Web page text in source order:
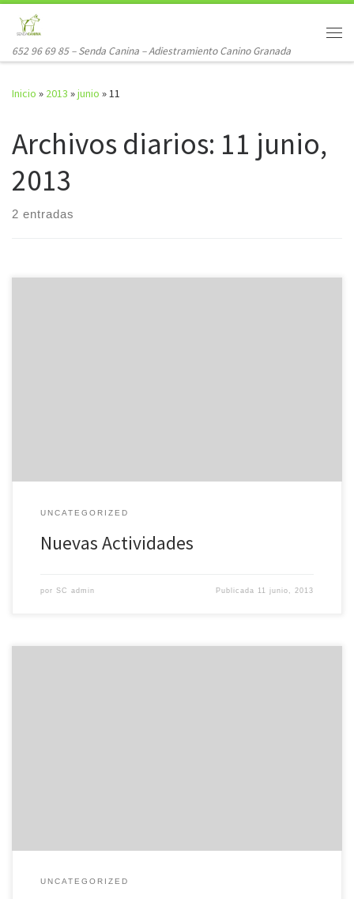
Saltar al contenido
652 96 69 85 – Senda Canina – Adiestramiento Canino Granada
Inicio » 2013 »junio »11
Archivos diarios: 11 junio,
2013
2 entradas
UNCATEGORIZED
Nuevas Actividades
por SC admin Publicada 11 junio, 2013
UNCATEGORIZED